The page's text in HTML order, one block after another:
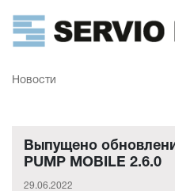
Новости
Выпущено
PUMP MOBILE 2.6.0
29.06.2022